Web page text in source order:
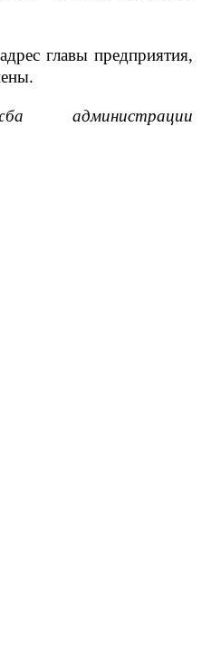
главы предприятия,
администрации